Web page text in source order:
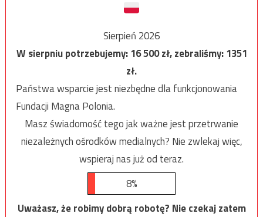
Sierpień 2026
W sierpniu potrzebujemy:16 500zł, zebraliśmy:1351
zł.
Państwa wsparcie jest niezbędne dla funkcjonowania
Fundacji Magna Polonia.
Masz świadomość tego jak ważne jest przetrwanie
niezależnych ośrodków medialnych? Nie zwlekaj więc,
wspieraj nas już od teraz.
8%
Uważasz, że robimy dobrą robotę? Nie czekaj zatem